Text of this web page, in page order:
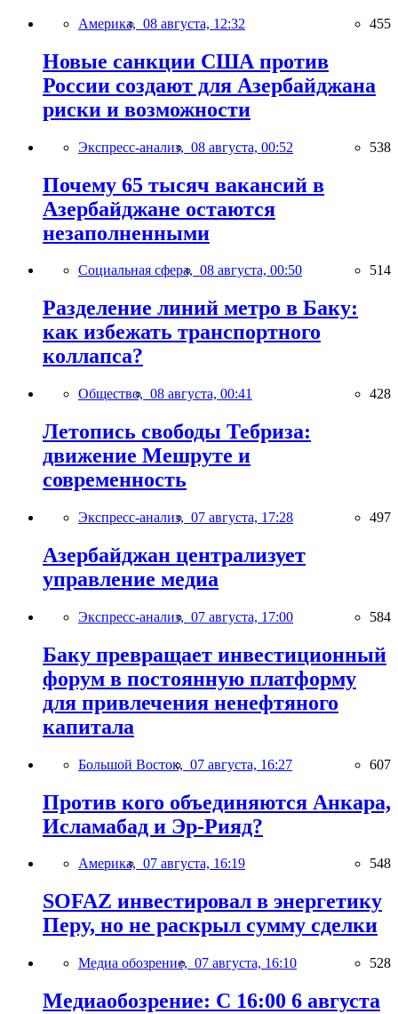
Америка, 08 августа, 12:32 455
Новые санкции США против
России создают для Азербайджана
риски и возможности
Экспресс-анализ, 08 августа, 00:52 538
Почему 65 тысяч вакансий в
Азербайджане остаются
незаполненными
Социальная сфера, 08 августа, 00:50 514
Разделение линий метро в Баку:
как избежать транспортного
коллапса?
Общество, 08 августа, 00:41 428
Летопись свободы Тебриза:
движение Мешруте и
современность
Экспресс-анализ, 07 августа, 17:28 497
Азербайджан централизует
управление медиа
Экспресс-анализ, 07 августа, 17:00 584
Баку превращает инвестиционный
форум в постоянную платформу
для привлечения ненефтяного
капитала
Большой Восток, 07 августа, 16:27 607
Против кого объединяются Анкара,
Исламабад и Эр-Рияд?
Америка, 07 августа, 16:19 548
SOFAZ инвестировал в энергетику
Перу, но не раскрыл сумму сделки
Медиа обозрение, 07 августа, 16:10 528
Медиаобозрение: С 16:00 6 августа